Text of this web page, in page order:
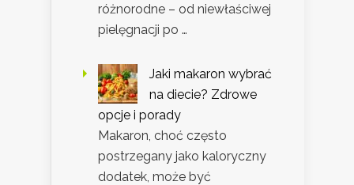
różnorodne – od niewłaściwej
pielęgnacji po …
Jaki makaron wybrać
na diecie? Zdrowe
opcje i porady
Makaron, choć często
postrzegany jako kaloryczny
dodatek, może być